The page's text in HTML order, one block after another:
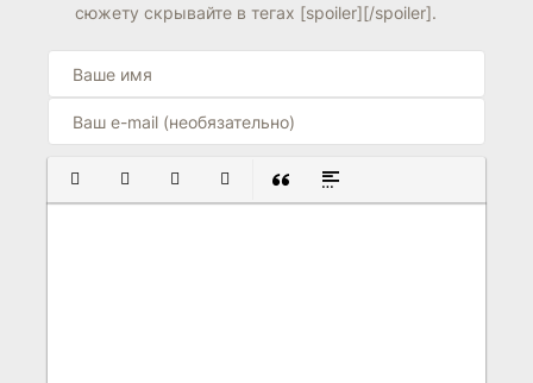
сюжету скрывайте в тегах [spoiler][/spoiler].
ПОЛУЖИРНЫЙ
КУРСИВПОДЧЕРКНУТЫЙ
ЗАЧЕРКНУТЫЙ
ВСТАВКА ЦИТАТЫ
ВСТАВКА СПОЙЛЕРА